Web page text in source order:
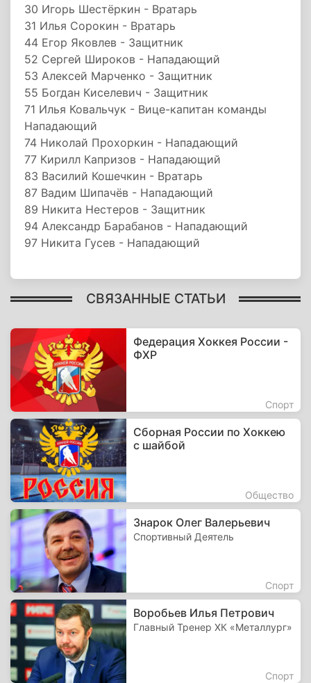
30 Игорь Шестёркин - Вратарь
31 Илья Сорокин - Вратарь
44 Егор Яковлев - Защитник
52 Сергей Широков - Нападающий
53 Алексей Марченко - Защитник
55 Богдан Киселевич - Защитник
71 Илья Ковальчук - Вице-капитан команды
Нападающий
74 Николай Прохоркин - Нападающий
77 Кирилл Капризов - Нападающий
83 Василий Кошечкин - Вратарь
87 Вадим Шипачёв - Нападающий
89 Никита Нестеров - Защитник
94 Александр Барабанов - Нападающий
97 Никита Гусев - Нападающий
СВЯЗАННЫЕ СТАТЬИ
Федерация Хоккея России -
ФХР
Спорт
Сборная России по Хоккею
с шайбой
Общество
Знарок Олег Валерьевич
Спортивный Деятель
Спорт
Воробьев Илья Петрович
Главный Тренер ХК «Металлург»
Спорт